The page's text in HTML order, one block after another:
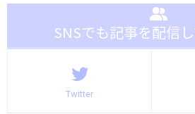
SNSでも記事を配信し
Twitter